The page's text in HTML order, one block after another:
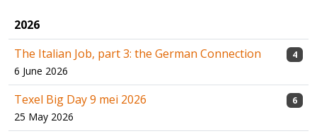
2026
The Italian Job, part 3: the German Connection
6 June 2026
4
Texel Big Day 9 mei 2026
25 May 2026
6